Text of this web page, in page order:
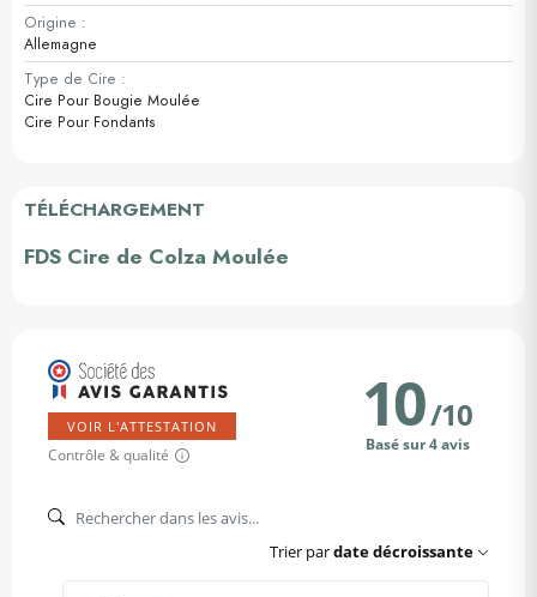
Origine :
Allemagne
Type de Cire :
Cire Pour Bougie Moulée
Cire Pour Fondants
TÉLÉCHARGEMENT
FDS Cire de Colza Moulée
VOIR L'ATTESTATION
Contrôle & qualité
10/10
Basé sur 4 avis
Trier pardate décroissante